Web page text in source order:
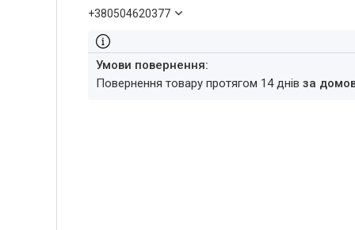
+380504620377
повернення товару протягом 14 днівза